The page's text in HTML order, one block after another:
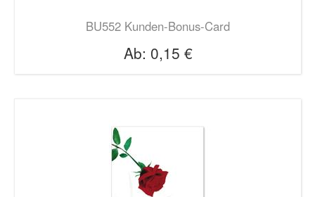
BU552 Kunden-Bonus-Card
Ab: 0,15 €